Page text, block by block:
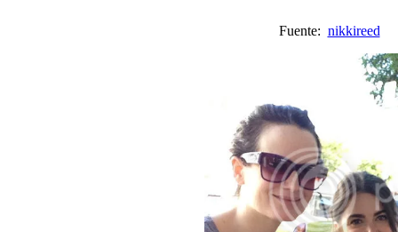
Fuente: nikkireed